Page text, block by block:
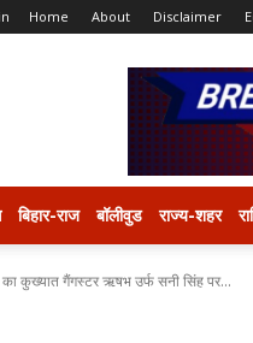
Home About Disclaimer
बिहार-राज बॉलीवुड राज्य-शहर
का कुख्यात गैंगस्टर ऋषभ उर्फ सनी सिंह पर...